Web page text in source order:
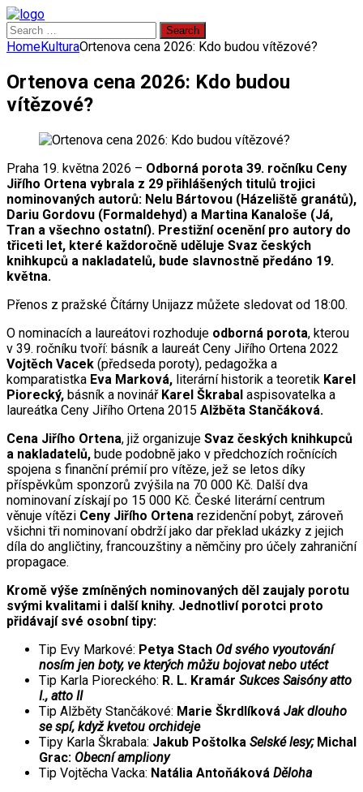
Search
for:
HomeKulturaOrtenova cena 2026: Kdo budou vítězové?
Ortenova cena 2026: Kdo budou
vítězové?
Praha 19. května 2026 – Odborná porota 39. ročníku Ceny
Jiřího Ortena vybrala z 29 přihlášených titulů trojici
nominovaných autorů: Nelu Bártovou (Házeliště granátů),
Dariu Gordovu (Formaldehyd) a Martina Kanaloše (Já,
Tran a všechno ostatní). Prestižní ocenění pro autory do
třiceti let, které každoročně uděluje Svaz českých
knihkupců a nakladatelů, bude slavnostně předáno 19.
května.
Přenos z pražské Čítárny Unijazz můžete sledovat od 18:00.
O nominacích a laureátovi rozhoduje odborná porota, kterou
v 39. ročníku tvoří: básník a laureát Ceny Jiřího Ortena 2022
Vojtěch Vacek (předseda poroty), pedagožka a
komparatistka Eva Marková, literární historik a teoretik Karel
Piorecký, básník a novinář Karel Škrabal aspisovatelka a
laureátka Ceny Jiřího Ortena 2015 Alžběta Stančáková.
Cena Jiřího Ortena, již organizuje Svaz českých knihkupců
a nakladatelů, bude podobně jako v předchozích ročnících
spojena s finanční prémií pro vítěze, jež se letos díky
příspěvkům sponzorů zvýšila na 70 000 Kč. Další dva
nominovaní získají po 15 000 Kč. České literární centrum
věnuje vítězi Ceny Jiřího Ortena rezidenční pobyt, zároveň
všichni tři nominovaní obdrží jako dar překlad ukázky z jejich
díla do angličtiny, francouzštiny a němčiny pro účely zahraniční
propagace.
Kromě výše zmíněných nominovaných děl zaujaly porotu
svými kvalitami i další knihy. Jednotliví porotci proto
přidávají své osobní tipy:
Tip Evy Markové: Petya Stach Od svého vyoutování
nosím jen boty, ve kterých můžu bojovat nebo utéct
Tip Karla Pioreckého: R. L. Kramár Sukces Saisóny atto
I., atto II
Tip Alžběty Stančákové: Marie Škrdlíková Jak dlouho
se spí, když kvetou orchideje
Tipy Karla Škrabala: Jakub Poštolka Selské lesy; Michal
Grac: Obecní ampliony
Tip Vojtěcha Vacka: Natália Antoňáková Děloha